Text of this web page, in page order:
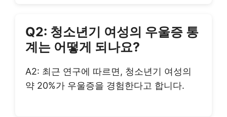
Q2: 청소년기 여성의 우울증 통
계는 어떻게 되나요?
A2: 최근 연구에 따르면, 청소년기 여성의
약 20%가 우울증을 경험한다고 합니다.